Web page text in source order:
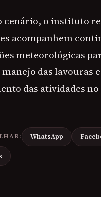
cenário, o instituto
acompanhem
meteorológicas
das lavouras
das atividades no
WhatsApp